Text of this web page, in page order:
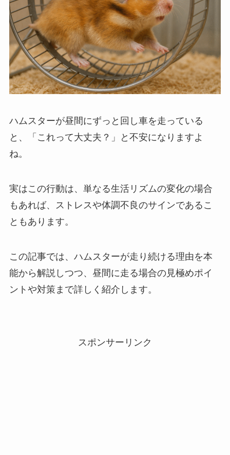
ハムスターが昼間にずっと回し車を走っている
と、「これって大丈夫？」と不安になりますよ
ね。
実はこの行動は、単なる生活リズムの変化の場合
もあれば、ストレスや体調不良のサインであるこ
ともあります。
この記事では、ハムスターが走り続ける理由を本
能から解説しつつ、昼間に走る場合の見極めポイ
ントや対策まで詳しく紹介します。
スポンサーリンク